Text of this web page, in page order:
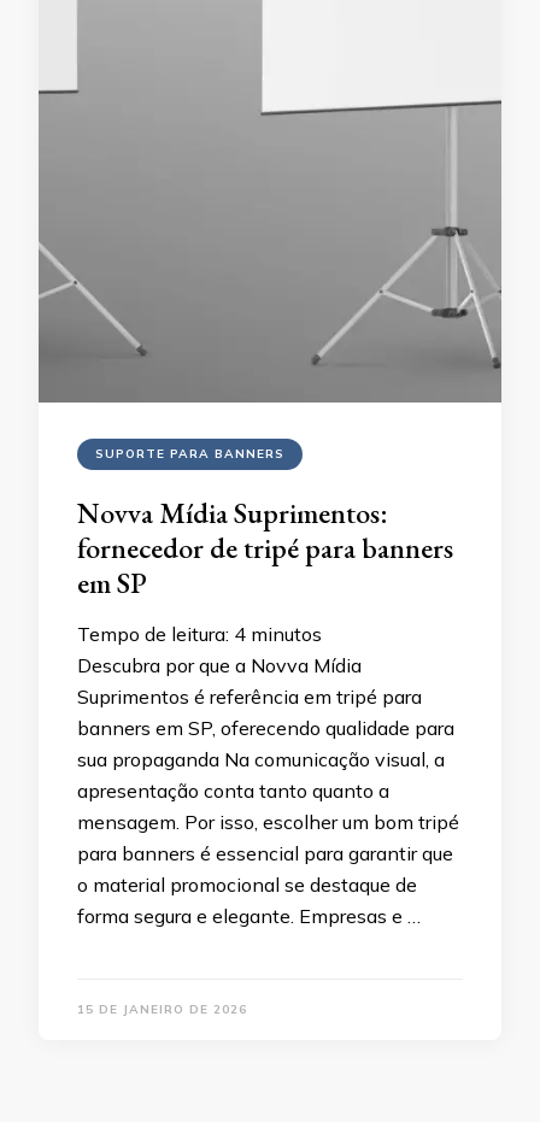
SUPORTE PARA BANNERS
Novva Mídia Suprimentos:
fornecedor de tripé para banners
em SP
Tempo de leitura: 4 minutos
Descubra por que a Novva Mídia
Suprimentos é referência em tripé para
banners em SP, oferecendo qualidade para
sua propaganda Na comunicação visual, a
apresentação conta tanto quanto a
mensagem. Por isso, escolher um bom tripé
para banners é essencial para garantir que
o material promocional se destaque de
forma segura e elegante. Empresas e …
15 DE JANEIRO DE 2026